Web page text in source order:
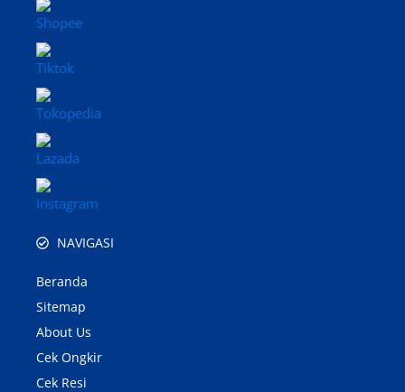
NAVIGASI
Beranda
Sitemap
About Us
Cek Ongkir
Cek Resi